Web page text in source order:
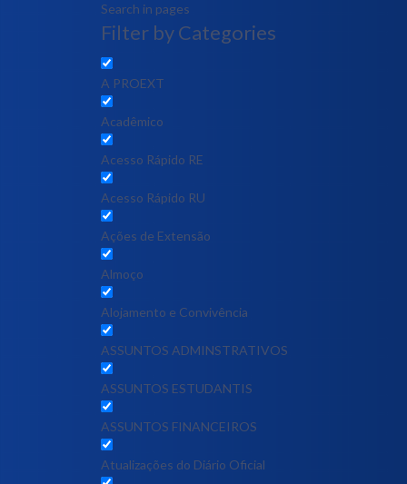
Search in pages
Filter by Categories
A PROEXT
Acadêmico
Acesso Rápido RE
Acesso Rápido RU
Ações de Extensão
Almoço
Alojamento e Convivência
ASSUNTOS ADMINSTRATIVOS
ASSUNTOS ESTUDANTIS
ASSUNTOS FINANCEIROS
Atualizações do Diário Oficial